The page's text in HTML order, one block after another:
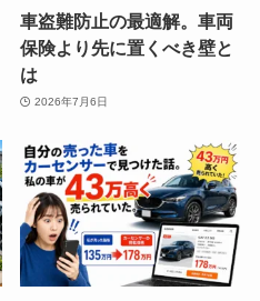
車盗難防止の最適解。車両
保険より先に置くべき壁と
は
2026年7月6日